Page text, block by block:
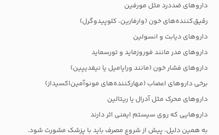
داروهای ضددرد مثل مورفین
رقیق‌کننده‌های خون (وارفارین، کلوپیدوگرل)
داروهای دیابت و انسولین
داروهای مدر مانند فوروزماید و تورسماید
داروهای فشار خون (مانند وراپامیل یا نیفدیپین)
برخی داروهای اعصاب (مهارکننده‌های مونوآمین‌اکسیداز)
داروهای محرک مثل آدرال یا ریتالین
داروهایی که روی سیستم ایمنی اثر دارند
به همین دلیل، پیش از شروع مصرف باید با پزشک مشورت شود.